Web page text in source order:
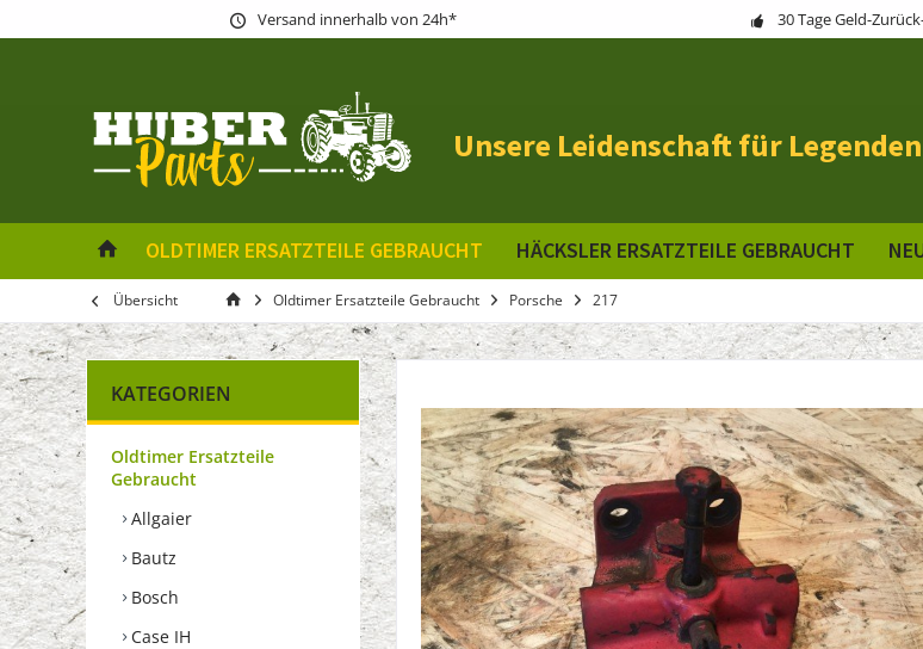
Versand innerhalb von 24h* 30 Tage Geld-
Unsere Leidenschaft für
OLDTIMER ERSATZTEILE GEBRAUCHT HÄCKSLER ERSATZTEILE GEBRAUCHT
Übersicht Oldtimer Ersatzteile Gebraucht Porsche 217
KATEGORIEN
Oldtimer Ersatzteile
Gebraucht
Allgaier
Bautz
Bosch
Case IH